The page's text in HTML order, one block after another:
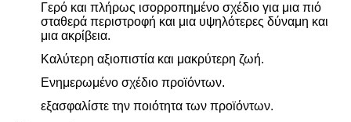
Γερό και πλήρως ισορροπημένο σχέδιο για μια πιό
σταθερά περιστροφή και μια υψηλότερες δύναμη και
μια ακρίβεια.
Καλύτερη αξιοπιστία και μακρύτερη ζωή.
Ενημερωμένο σχέδιο προϊόντων.
εξασφαλίστε την ποιότητα των προϊόντων.